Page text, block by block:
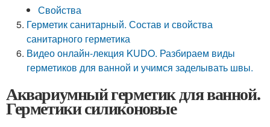
Свойства
Герметик санитарный. Состав и свойства
санитарного герметика
Видео онлайн-лекция KUDO. Разбираем виды
герметиков для ванной и учимся заделывать швы.
Аквариумный герметик для ванной.
Герметики силиконовые